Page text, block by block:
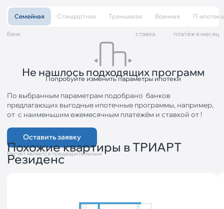
По выбранным параметрам подобрано банков
предлагающих выгодные ипотечные программы, например,
от с наименьшим ежемесячным платежём и ставкой от !
Оставить заявку
Расчёт является предварительным
Семейная Стандартная Траншевая Военная IT-ипотека
банк cтавка платёж в месяц
Не нашлось подходящих программ
Попробуйте изменить параметры ипотеки
Похожие квартиры в ТРИАРТ
Резиденс